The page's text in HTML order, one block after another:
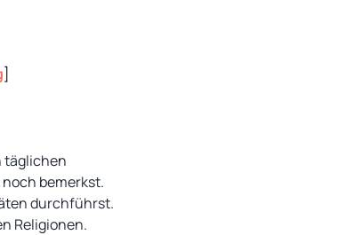
]
täglichen
bemerkst.
durchführst.
Religionen.